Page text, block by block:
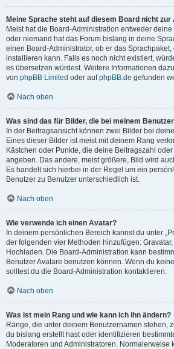
Meine Sprache steht auf diesem Board nicht zur
Meist hat die Board-Administration entweder
oder niemand hat das Forum bislang in deine
einen Board-Administrator, ob er das
installieren kann. Falls es noch nicht existiert,
es übersetzen würdest. Weitere Informationen
von phpBB Limited oder aufphpBB.de gefunden
Nach oben
Was sind das für Bilder, die bei meinem
In der Beitragsansicht können zwei Bilder bei
Eines dieser Bilder ist meist mit deinem Rang
Kästchen oder Punkte, die deine Beitragszahl
angeben. Das andere, meist größere, Bild wird
Es handelt sich hierbei in der Regel um ein
Benutzer zu Benutzer unterschiedlich ist.
Nach oben
Wie verwende ich einen Avatar?
In deinem persönlichen Bereich kannst du unter
der folgenden vier Methoden hinzufügen:
Hochladen. Die Board-Administration kann
Benutzer Avatare benutzen können. Wenn du
solltest du die Board-Administration kontaktieren.
Nach oben
Was ist mein Rang und wie kann ich ihn ändern?
Ränge, die unter deinem Benutzernamen stehen,
du bislang erstellt hast oder identifizieren
Moderatoren und Administratoren. Normalerweise